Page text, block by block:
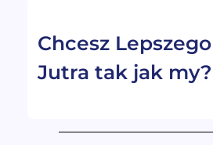
Chcesz Lepszego
Jutra tak jak my?